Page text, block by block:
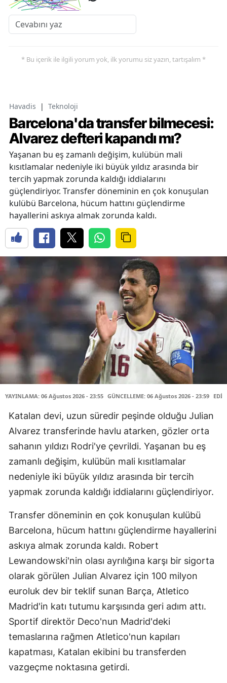
* Bu içerik ile ilgili yorum yok, ilk yorumu siz yazın, tartışalım *
Havadis | Teknoloji
Barcelona'da transfer bilmecesi:
Alvarez defteri kapandı mı?
Yaşanan bu eş zamanlı değişim, kulübün mali
kısıtlamalar nedeniyle iki büyük yıldız arasında bir
tercih yapmak zorunda kaldığı iddialarını
güçlendiriyor. Transfer döneminin en çok konuşulan
kulübü Barcelona, hücum hattını güçlendirme
hayallerini askıya almak zorunda kaldı.
YAYINLAMA: 06 Ağustos 2026 - 23:55 GÜNCELLEME: 06 Ağustos 2026 - 23:59
Katalan devi, uzun süredir peşinde olduğu Julian
Alvarez transferinde havlu atarken, gözler orta
sahanın yıldızı Rodri'ye çevrildi. Yaşanan bu eş
zamanlı değişim, kulübün mali kısıtlamalar
nedeniyle iki büyük yıldız arasında bir tercih
yapmak zorunda kaldığı iddialarını güçlendiriyor.
Transfer döneminin en çok konuşulan kulübü
Barcelona, hücum hattını güçlendirme hayallerini
askıya almak zorunda kaldı. Robert
Lewandowski'nin olası ayrılığına karşı bir sigorta
olarak görülen Julian Alvarez için 100 milyon
euroluk dev bir teklif sunan Barça, Atletico
Madrid'in katı tutumu karşısında geri adım attı.
Sportif direktör Deco'nun Madrid'deki
temaslarına rağmen Atletico'nun kapıları
kapatması, Katalan ekibini bu transferden
vazgeçme noktasına getirdi.